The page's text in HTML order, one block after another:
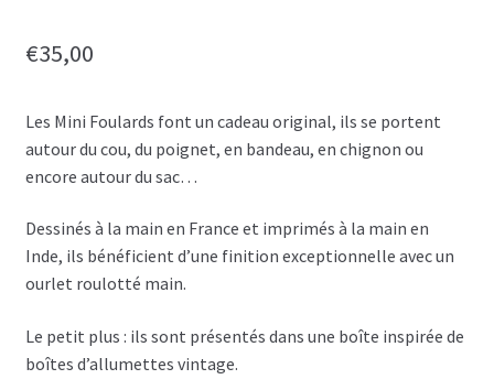
€35,00
Les Mini Foulards font un cadeau original, ils se portent
autour du cou, du poignet, en bandeau, en chignon ou
encore autour du sac…
Dessinés à la main en France et imprimés à la main en
Inde, ils bénéficient d’une finition exceptionnelle avec un
ourlet roulotté main.
Le petit plus : ils sont présentés dans une boîte inspirée de
boîtes d’allumettes vintage.